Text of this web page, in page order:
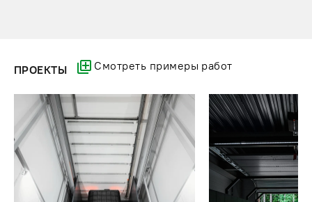
ПРОЕКТЫ Смотреть примеры работ